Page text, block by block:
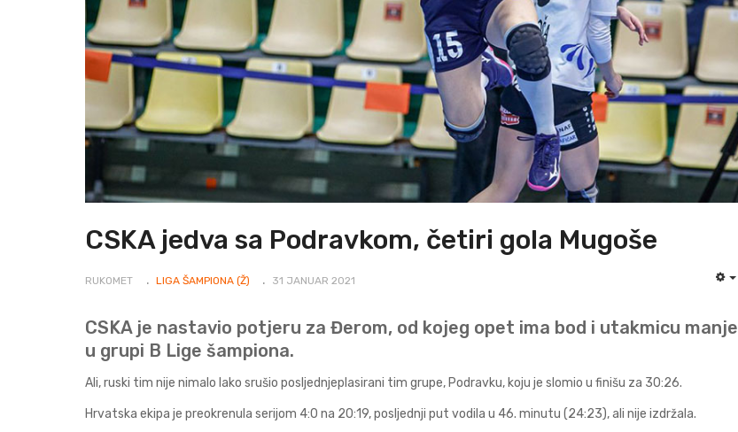
CSKA jedva sa Podravkom, četiri gola Mugoše
RUKOMET LIGA ŠAMPIONA (Ž) 31 JANUAR 2021
CSKA je nastavio potjeru za Đerom, od kojeg opet ima bod i utakmicu manje
u grupi B Lige šampiona.
Ali, ruski tim nije nimalo lako srušio posljednjeplasirani tim grupe, Podravku, koju je slomio u finišu za 30:26.
Hrvatska ekipa je preokrenula serijom 4:0 na 20:19, posljednji put vodila u 46. minutu (24:23), ali nije izdržala.